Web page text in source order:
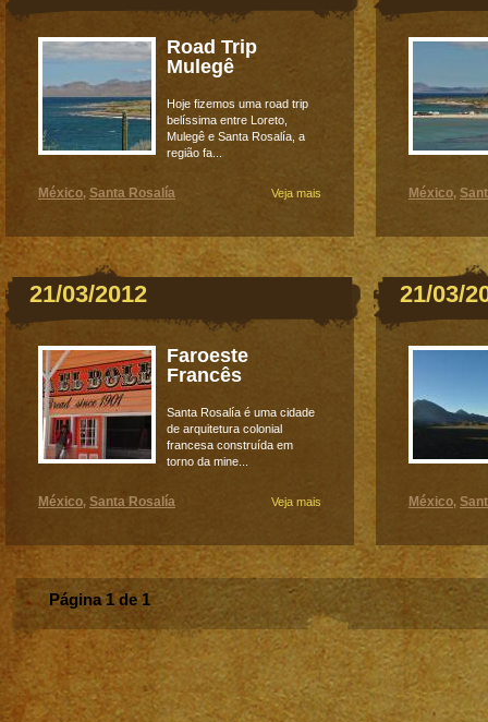
Road Trip
Mulegê
Hoje fizemos uma road trip
belíssima entre Loreto,
Mulegê e Santa Rosalía, a
região fa...
Veja mais
México, Santa Rosalía
21/03/2012
Faroeste
Francês
Santa Rosalía é uma cidade
de arquitetura colonial
francesa construída em
torno da mine...
Veja mais
México, Santa Rosalía
México,
21/03/
México,
Página 1 de 1